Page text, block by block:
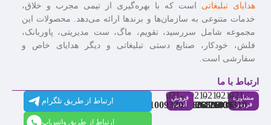
هدایای تبلیغاتی است که با بهره‌گیری از تیمی مجرب و خلاق،
خدمات متنوعی به سازمان‌ها و برندها ارائه می‌دهد. محصولات این
مجموعه شامل سررسید، تقویم، ماگ، ست مدیریتی، پاوربانک،
فلش، خودکار، صنایع دستی تبلیغاتی و دیگر هدایای خاص و
سفارشی است.
ارتباط با ما
مشاوره
فروش
021-
91009310
021-
86126036
021-
86126506
021-
88537803
فروش
آنلاین
021-
91009320
ارتباط از طریق تلگرام
ارتباط از طریق واتس‌اپ